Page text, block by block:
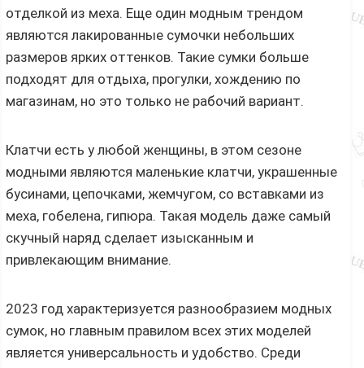
отделкой из меха. Еще один модным трендом
являются лакированные сумочки небольших
размеров ярких оттенков. Такие сумки больше
подходят для отдыха, прогулки, хождению по
магазинам, но это только не рабочий вариант.
Клатчи есть у любой женщины, в этом сезоне
модными являются маленькие клатчи, украшенные
бусинами, цепочками, жемчугом, со вставками из
меха, гобелена, гипюра. Такая модель даже самый
скучный наряд сделает изысканным и
привлекающим внимание.
2023 год характеризуется разнообразием модных
сумок, но главным правилом всех этих моделей
является универсальность и удобство. Среди